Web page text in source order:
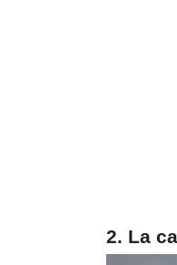
2. La